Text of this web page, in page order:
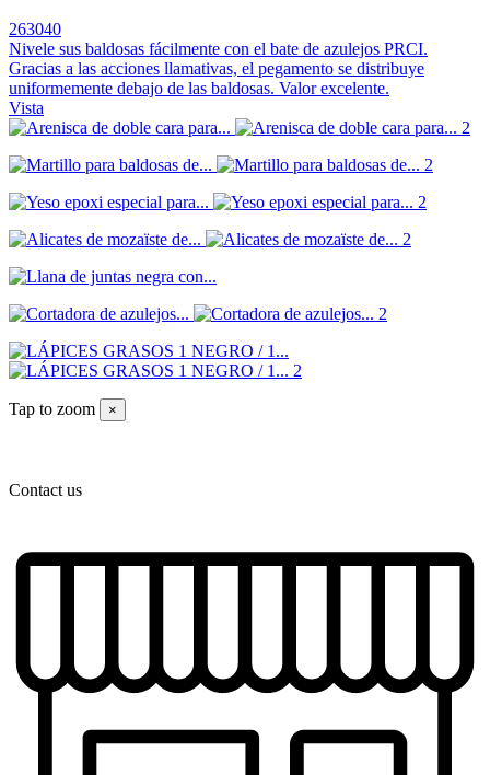
263040
Nivele sus baldosas fácilmente con el bate de azulejos PRCI.
Gracias a las acciones llamativas, el pegamento se distribuye
uniformemente debajo de las baldosas. Valor excelente.
Vista
Tap to zoom ×
Contact us